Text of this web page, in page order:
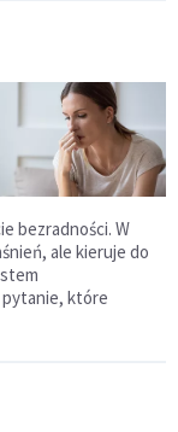
bezradności. W
ale kieruje do
pytanie, które